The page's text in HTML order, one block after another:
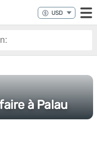
à Palau